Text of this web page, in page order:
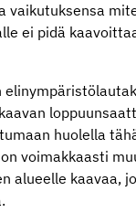
vaikutuksensa
ei pidä
huolella
voimakkaasti
alueelle